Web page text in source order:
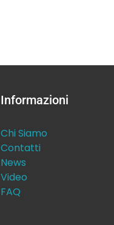
Informazioni
Chi Siamo
Contatti
News
Video
FAQ